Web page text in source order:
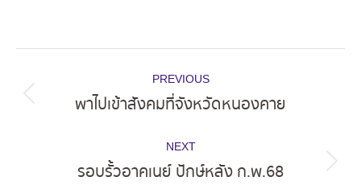
navigation
PREVIOUS
Previous
พาไปเข้าสังคมที่จังหวัดหนองคาย
NEXT
Next
รอบรั้วอาคเนย์ ปักษ์หลัง ก.พ.68